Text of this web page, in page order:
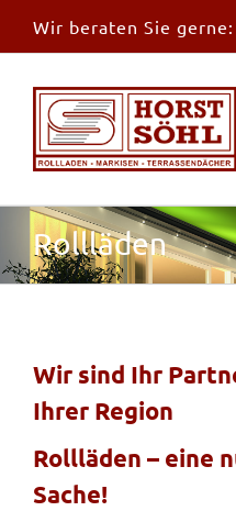
Inhalt
Wir beraten Sie gerne:
News
Überdachungen
Außen & Innen
Rollläden
Wir sind Ihr
Ihrer Region
Rollläden – eine
Sache!